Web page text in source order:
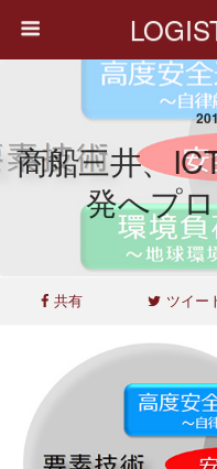
商船三井、
発へプ
共有 ツイー